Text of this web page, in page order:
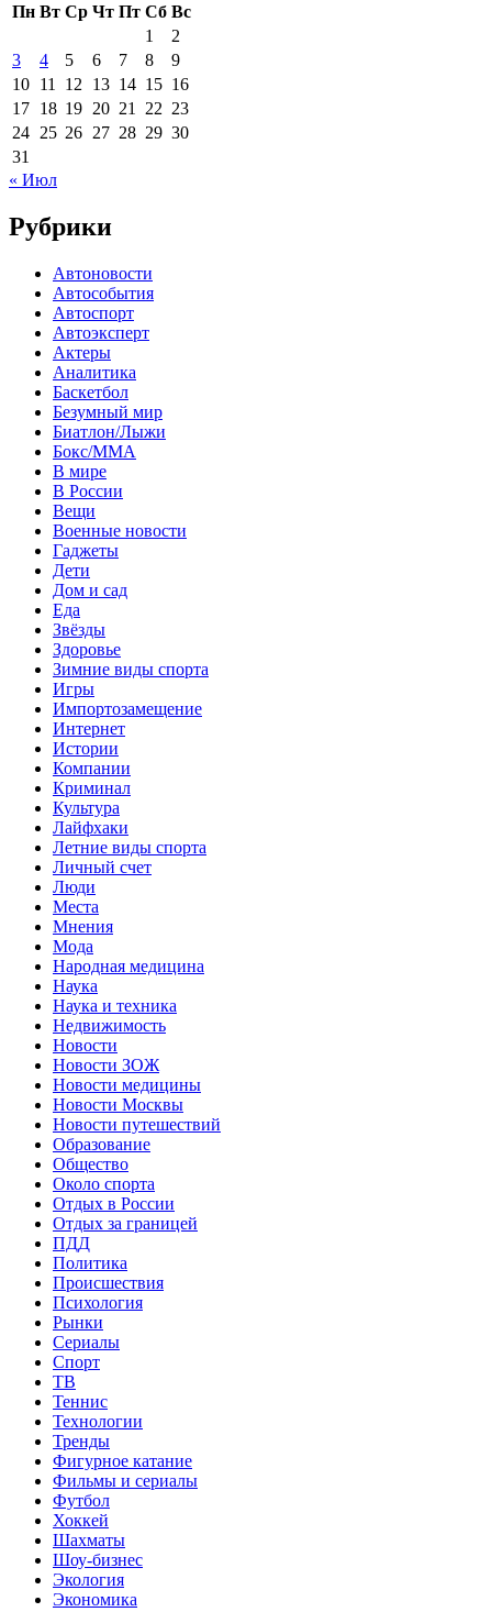
Пн Вт Ср Чт Пт Сб Вс
1
2
3
4 5 6 7 8
9
10 11 12 13 14 15 16
17 18 19 20 21 22 23
24 25 26 27 28 29 30
31
« Июл
Рубрики
Автоновости
Автособытия
Автоспорт
Автоэксперт
Актеры
Аналитика
Баскетбол
Безумный мир
Биатлон/Лыжи
Бокс/MMA
В мире
В России
Вещи
Военные новости
Гаджеты
Дети
Дом и сад
Еда
Звёзды
Здоровье
Зимние виды спорта
Игры
Импортозамещение
Интернет
Истории
Компании
Криминал
Культура
Лайфхаки
Летние виды спорта
Личный счет
Люди
Места
Мнения
Мода
Народная медицина
Наука
Наука и техника
Недвижимость
Новости
Новости ЗОЖ
Новости медицины
Новости Москвы
Новости путешествий
Образование
Общество
Около спорта
Отдых в России
Отдых за границей
ПДД
Политика
Происшествия
Психология
Рынки
Сериалы
Спорт
ТВ
Теннис
Технологии
Тренды
Фигурное катание
Фильмы и сериалы
Футбол
Хоккей
Шахматы
Шоу-бизнес
Экология
Экономика